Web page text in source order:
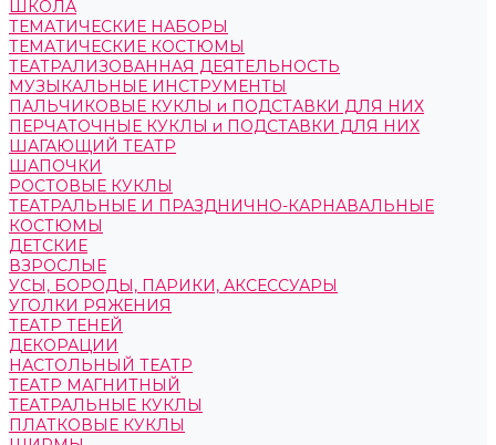
ШКОЛА
ТЕМАТИЧЕСКИЕ НАБОРЫ
ТЕМАТИЧЕСКИЕ КОСТЮМЫ
ТЕАТРАЛИЗОВАННАЯ ДЕЯТЕЛЬНОСТЬ
МУЗЫКАЛЬНЫЕ ИНСТРУМЕНТЫ
ПАЛЬЧИКОВЫЕ КУКЛЫ и ПОДСТАВКИ ДЛЯ НИХ
ПЕРЧАТОЧНЫЕ КУКЛЫ и ПОДСТАВКИ ДЛЯ НИХ
ШАГАЮЩИЙ ТЕАТР
ШАПОЧКИ
РОСТОВЫЕ КУКЛЫ
ТЕАТРАЛЬНЫЕ И ПРАЗДНИЧНО-КАРНАВАЛЬНЫЕ
КОСТЮМЫ
ДЕТСКИЕ
ВЗРОСЛЫЕ
УСЫ, БОРОДЫ, ПАРИКИ, АКСЕССУАРЫ
УГОЛКИ РЯЖЕНИЯ
ТЕАТР ТЕНЕЙ
ДЕКОРАЦИИ
НАСТОЛЬНЫЙ ТЕАТР
ТЕАТР МАГНИТНЫЙ
ТЕАТРАЛЬНЫЕ КУКЛЫ
ПЛАТКОВЫЕ КУКЛЫ